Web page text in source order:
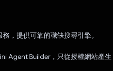
，提供可靠的職缺搜尋引擎。
Agent Builder，只從授權網站產生